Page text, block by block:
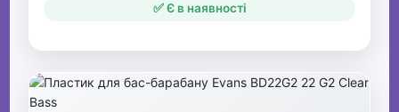
✅ Є в наявності